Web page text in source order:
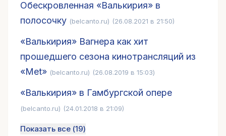
Обескровленная «Валькирия» в
полосочку (belcanto.ru) (26.08.2021 в 21:50)
«Валькирия» Вагнера как хит
прошедшего сезона кинотрансляций из
«Met» (belcanto.ru) (26.08.2019 в 15:03)
«Валькирия» в Гамбургской опере
(belcanto.ru) (24.01.2018 в 21:09)
Показать все (19)